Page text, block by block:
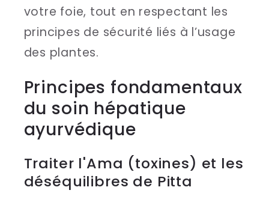
votre foie, tout en respectant les
principes de sécurité liés à l’usage
des plantes.
Principes fondamentaux
du soin hépatique
ayurvédique
Traiter l'Ama (toxines) et les
déséquilibres de Pitta